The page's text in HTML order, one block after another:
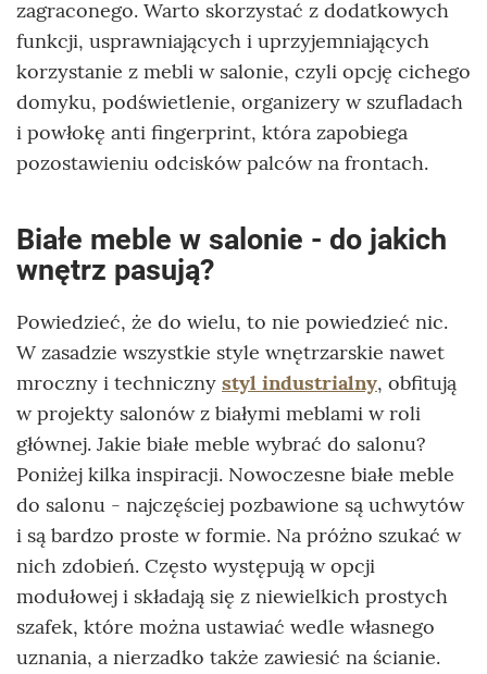
zagraconego. Warto skorzystać z dodatkowych
funkcji, usprawniających i uprzyjemniających
korzystanie z mebli w salonie, czyli opcję cichego
domyku, podświetlenie, organizery w szufladach
i powłokę anti fingerprint, która zapobiega
pozostawieniu odcisków palców na frontach.
Białe meble w salonie - do jakich
wnętrz pasują?
Powiedzieć, że do wielu, to nie powiedzieć nic.
W zasadzie wszystkie style wnętrzarskie nawet
mroczny i techniczny styl industrialny, obfitują
w projekty salonów z białymi meblami w roli
głównej. Jakie białe meble wybrać do salonu?
Poniżej kilka inspiracji. Nowoczesne białe meble
do salonu - najczęściej pozbawione są uchwytów
i są bardzo proste w formie. Na próżno szukać w
nich zdobień. Często występują w opcji
modułowej i składają się z niewielkich prostych
szafek, które można ustawiać wedle własnego
uznania, a nierzadko także zawiesić na ścianie.